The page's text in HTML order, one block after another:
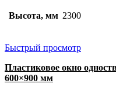
Высота, мм 2300
Быстрый просмотр
Пластиковое окно
600×900 мм